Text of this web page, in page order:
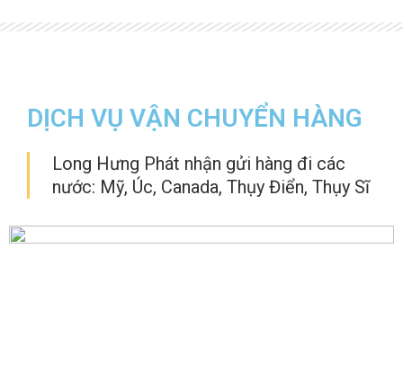
DỊCH VỤ VẬN CHUYỂN HÀNG
Long Hưng Phát nhận gửi hàng đi các
nước: Mỹ, Úc, Canada, Thụy Điển, Thụy Sĩ